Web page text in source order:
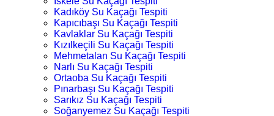
Kadıköy Su Kaçağı Tespiti
Kapıcıbaşı Su Kaçağı Tespiti
Kavlaklar Su Kaçağı Tespiti
Kızılkeçili Su Kaçağı Tespiti
Mehmetalan Su Kaçağı Tespiti
Narlı Su Kaçağı Tespiti
Ortaoba Su Kaçağı Tespiti
Pınarbaşı Su Kaçağı Tespiti
Sarıkız Su Kaçağı Tespiti
Soğanyemez Su Kaçağı Tespiti